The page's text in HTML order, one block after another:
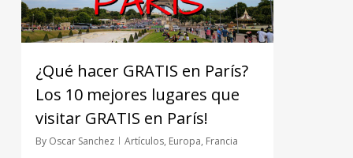
¿Qué hacer GRATIS en París?
Los 10 mejores lugares que
visitar GRATIS en París!
By Oscar Sanchez Artículos, Europa, Francia